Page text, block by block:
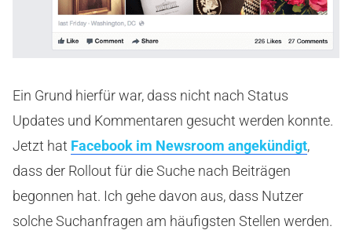
Ein Grund hierfür war, dass nicht nach Status
Updates und Kommentaren gesucht werden konnte.
Jetzt hat Facebook im Newsroom angekündigt,
dass der Rollout für die Suche nach Beiträgen
begonnen hat. Ich gehe davon aus, dass Nutzer
solche Suchanfragen am häufigsten Stellen werden.